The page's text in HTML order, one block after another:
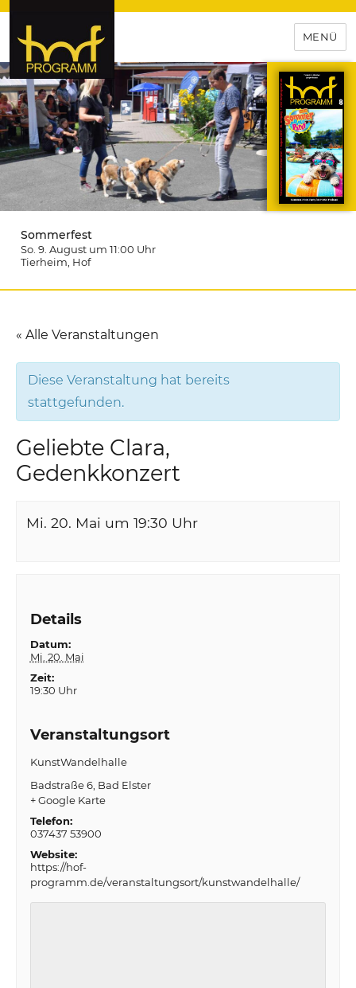
hof-programm – das
Veranstaltungsportal für
Hochfranken
MENÜ
Sommerfest
So. 9. August um 11:00 Uhr
Tierheim , Hof
« Alle Veranstaltungen
Diese Veranstaltung hat bereits
stattgefunden.
Geliebte Clara,
Gedenkkonzert
Mi. 20. Mai um 19:30 Uhr
Details
Datum:
Mi. 20. Mai
Zeit:
19:30 Uhr
Veranstaltungsort
KunstWandelhalle
Badstraße 6 Bad Elster
+ Google Karte
Telefon:
037437 53900
Website:
https://hof-
programm.de/veranstaltungsort/kunstwandelhalle/